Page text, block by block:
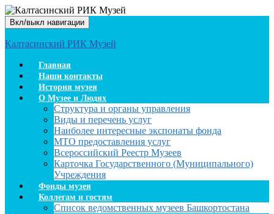
Вкл/выкл навигации
Калтасинский РИК Музей
Главная
Наши контакты
История музея
О Музее и Людях
Структура и органы управления
Виды и перечень услуг
Наиболее интересные экспонаты фонда
МТО предоставления услуг
Всероссийский Реестр Музеев
Карточка Государственного (Муниципального)
Учреждения
Фонды музея
Коллегам и гостям
Список ведомственных музеев Башкортостана